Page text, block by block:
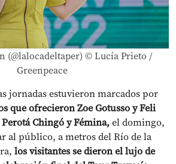
(@lalocadeltaper) © Lucía Prieto /
Greenpeace
jornadas estuvieron marcados por
que ofrecieron Zoe Gotusso y Feli
Chingó y Fémina,el domingo,
al público, a metros del Río de la
los visitantes se dieron el lujo de